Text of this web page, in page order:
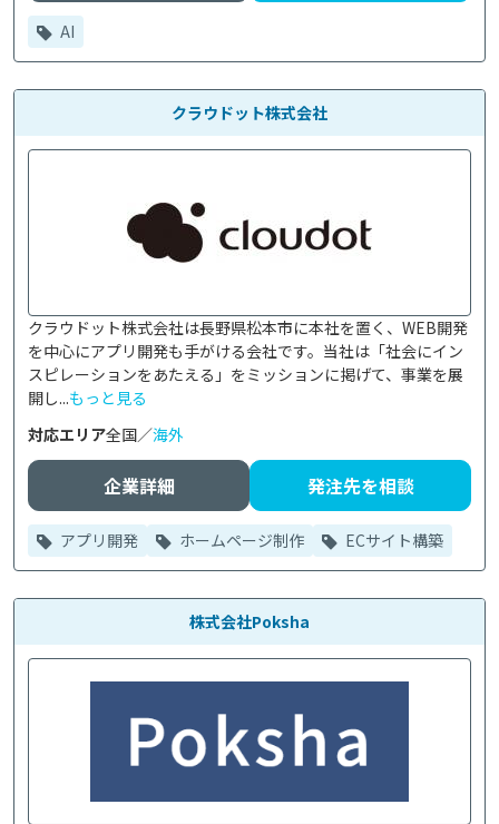
AI
クラウドット株式会社
クラウドット株式会社は長野県松本市に本社を置く、WEB開発
を中心にアプリ開発も手がける会社です。当社は「社会にイン
スピレーションをあたえる」をミッションに掲げて、事業を展
開し...もっと見る
対応エリア全国／海外
企業詳細 発注先を相談
アプリ開発 ホームページ制作 ECサイト構築
株式会社Poksha